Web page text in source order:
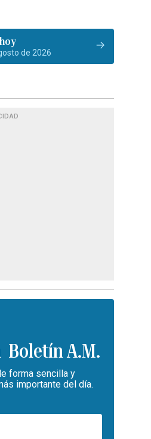
de 2026
Boletín A.M.
forma sencilla y
importante del día.